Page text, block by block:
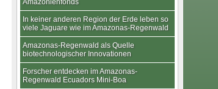
Amazonienfonds
In keiner anderen Region der Erde leben so
viele Jaguare wie im Amazonas-Regenwald
Amazonas-Regenwald als Quelle
biotechnologischer Innovationen
Forscher entdecken im Amazonas-
Regenwald Ecuadors Mini-Boa